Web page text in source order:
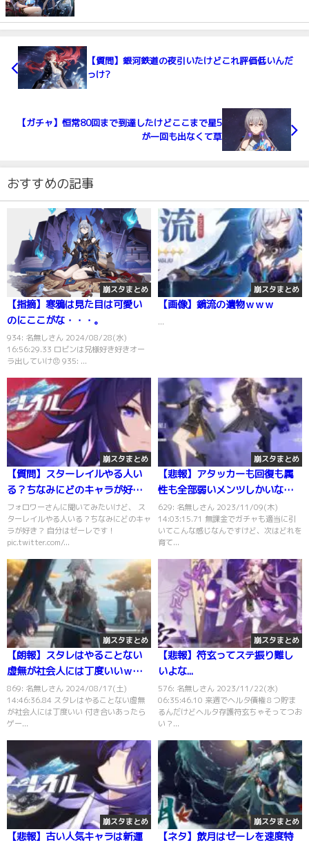
【質問】銀河鉄道の夜引いたけどこれ評価低いんだ
っけ?
【ガチャ】恒常80回まで到達したけどここまで星5
が一回も出なくて草
おすすめの記事
崩スタまとめ
【指摘】寒鴉は見た目は可愛い
のにここがな・・・。
934: 名無しさん 2024/08/28(水)
16:56:29.33 ロビンは兄様好き好きオー
ラ出していけ😠 935: ...
崩スタまとめ
【画像】鏡流の遺物ｗｗｗ
...
崩スタまとめ
【質問】スターレイルやる人い
る？ちなみにどのキャラが好
き？
フォロワーさんに聞いてみたいけど、 ス
ターレイルやる人いる？ちなみにどのキャ
ラが好き？ 自分はゼーレです！
pic.twitter.com/...
崩スタまとめ
【悲報】アタッカーも回復も属
性も全部弱いメンツしかいない
んだけどｗｗｗ
629: 名無しさん 2023/11/09(木)
14:03:15.71 無課金でガチャも適当に引
いてこんな感じなんですけど、次はどれを
育て...
崩スタまとめ
【朗報】スタレはやることない
虚無が社会人には丁度いいｗｗ
ｗ
869: 名無しさん 2024/08/17(土)
14:46:36.84 スタレはやることない虚無
が社会人には丁度いい 付き合いあったら
ゲー...
崩スタまとめ
【悲報】符玄ってステ振り難し
いよな...
576: 名無しさん 2023/11/22(水)
06:35:46.10 来週でヘルタ債権８つ貯ま
るんだけどヘルタ存護符玄ちゃそってつお
い？...
崩スタまとめ
【悲報】古い人気キャラは新運
崩スタまとめ
【ネタ】飲月はゼーレを速度特